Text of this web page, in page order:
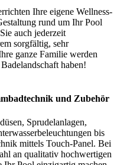
Ihre eigene Wellness-
rund um Ihr Pool
auch jederzeit
sorgfältig, sehr
ganze Familie werden
haben!
und Zubehör
Sprudelanlagen,
bis
mittels Touch-Panel. Bei
an qualitativ hochwertigen